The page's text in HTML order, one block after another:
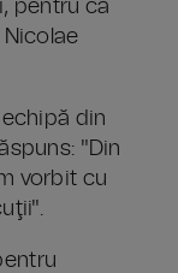
pentru că
din
"Din
vorbit cu